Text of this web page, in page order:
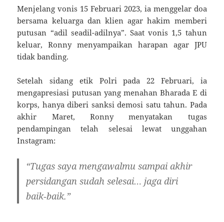
Menjelang vonis 15 Februari 2023, ia menggelar doa
bersama keluarga dan klien agar hakim memberi
putusan “adil seadil-adilnya”.Saat vonis 1,5 tahun
keluar, Ronny menyampaikan harapan agar JPU
tidak banding.
Setelah sidang etik Polri pada 22 Februari, ia
mengapresiasi putusan yang menahan Bharada E di
korps, hanya diberi sanksi demosi satu tahun. Pada
akhir Maret, Ronny menyatakan tugas
pendampingan telah selesai lewat unggahan
Instagram:
“Tugas saya mengawalmu sampai akhir
persidangan sudah selesai… jaga diri
baik‑baik.”